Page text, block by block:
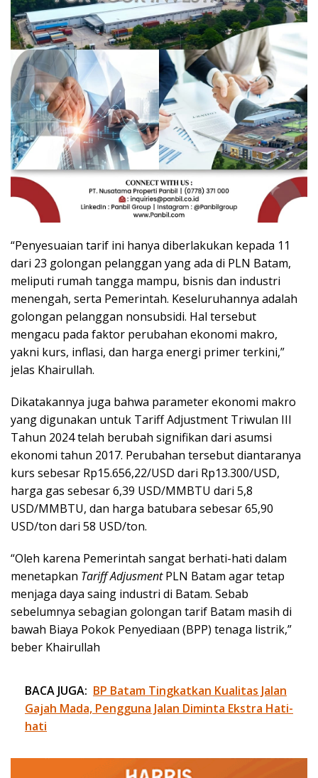
“Penyesuaian tarif ini hanya diberlakukan kepada 11
dari 23 golongan pelanggan yang ada di PLN Batam,
meliputi rumah tangga mampu, bisnis dan industri
menengah, serta Pemerintah. Keseluruhannya adalah
golongan pelanggan nonsubsidi. Hal tersebut
mengacu pada faktor perubahan ekonomi makro,
yakni kurs, inflasi, dan harga energi primer terkini,”
jelas Khairullah.
Dikatakannya juga bahwa parameter ekonomi makro
yang digunakan untuk Tariff Adjustment Triwulan III
Tahun 2024 telah berubah signifikan dari asumsi
ekonomi tahun 2017. Perubahan tersebut diantaranya
kurs sebesar Rp15.656,22/USD dari Rp13.300/USD,
harga gas sebesar 6,39 USD/MMBTU dari 5,8
USD/MMBTU, dan harga batubara sebesar 65,90
USD/ton dari 58 USD/ton.
“Oleh karena Pemerintah sangat berhati-hati dalam
menetapkan Tariff AdjusmentPLN Batam agar tetap
menjaga daya saing industri di Batam. Sebab
sebelumnya sebagian golongan tarif Batam masih di
bawah Biaya Pokok Penyediaan (BPP) tenaga listrik,”
beber Khairullah
BACA JUGA: BP Batam Tingkatkan Kualitas Jalan
Gajah Mada, Pengguna Jalan Diminta Ekstra Hati-
hati